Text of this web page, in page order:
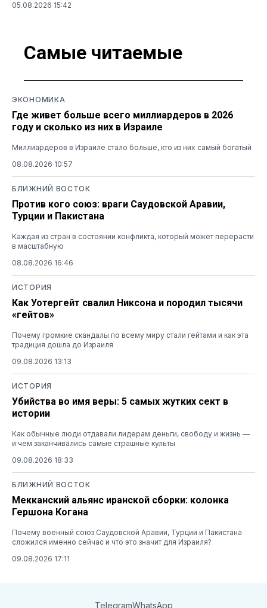
05.08.2026 15:42
Самые читаемые
ЭКОНОМИКА
Где живет больше всего миллиардеров в 2026
году и сколько из них в Израиле
Миллиардеров в Израиле стало больше, кто из них самый богатый
08.08.2026 10:57
БЛИЖНИЙ ВОСТОК
Против кого союз: враги Саудовской Аравии,
Турции и Пакистана
Каждая из стран в состоянии конфликта, который может перерасти
в масштабную
08.08.2026 16:46
ИСТОРИЯ
Как Уотергейт свалил Никсона и породил тысячи
«гейтов»
Почему громкие скандалы по всему миру стали гейтами и как эта
традиция дошла до Израиля
09.08.2026 13:13
ИСТОРИЯ
Убийства во имя веры: 5 самых жутких сект в
истории
Как обычные люди отдавали лидерам деньги, свободу и жизнь —
и чем заканчивались самые страшные культы
09.08.2026 18:33
БЛИЖНИЙ ВОСТОК
Мекканский альянс иранской сборки: колонка
Гершона Когана
Почему военный союз Саудовской Аравии, Турции и Пакистана
сложился именно сейчас и что это значит для Израиля?
09.08.2026 17:11
TelegramWhatsApp